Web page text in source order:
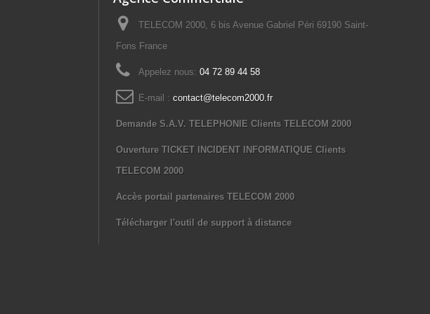
TELECOM 2000, 6 bis Avenue Gabriel Péri 69190 Saint-
Fons France
Appelez nous: 04 72 89 44 58
E-mail : contact@telecom2000.fr
Demande S.A.V. TELEPHONIE Clients TELECOM 2000
Ouverture TICKET INCIDENT INFORMATIQUE Clients
TELECOM 2000
Accès portail partenaires TELECOM 2000
Télécharger l'outil de support à distance